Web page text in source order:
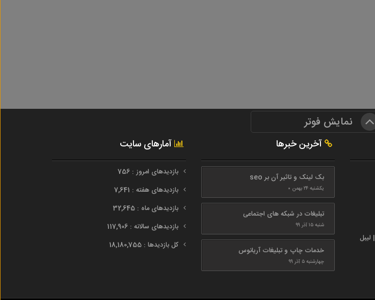
نمایش فوتر
لیبل برجسته | لیبل برجسته UV DTF | لیبل
آخرین خبرها
بک لینک و تاثیر آن بر seo
یکشنبه ۲۴ بهمن ۰
تبلیغات در شبکه های اجتماعی
شنبه ۱۵ آذر ۹۹
خدمات چاپ و تبلیغات آریانوس
چهارشنبه ۵ آذر ۹۹
آمارهای سایت
بازدیدهای امروز : 756
بازدیدهای هفته : 7,641
بازدیدهای ماه : 32,645
بازدیدهای سالانه : 117,906
کل بازدیدها : 18,180,755